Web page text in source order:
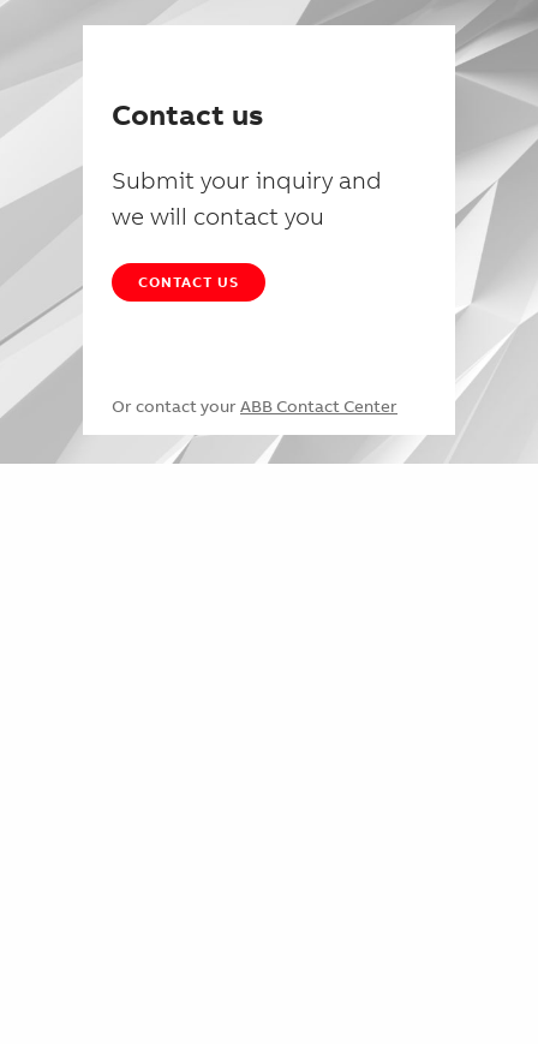
Contact us
Submit your inquiry and
we will contact you
CONTACT US
Or contact your ABB Contact Center